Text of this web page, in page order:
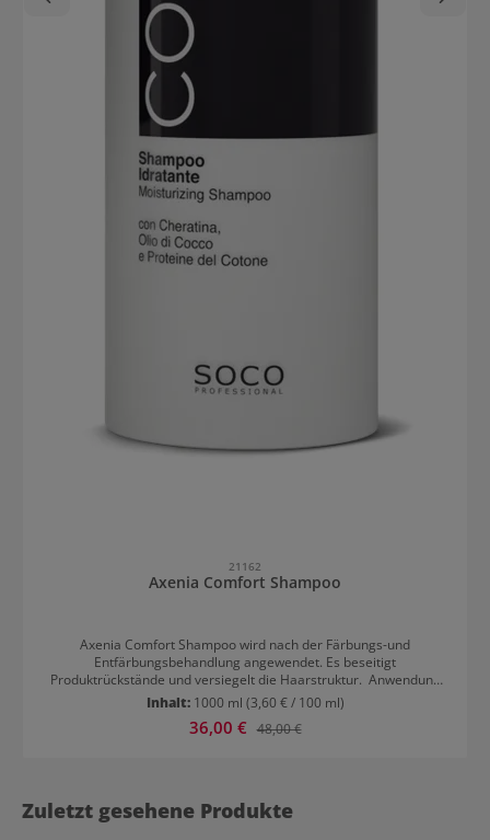
21162
Axenia Comfort Shampoo
Axenia Comfort Shampoo wird nach der Färbungs-und
Entfärbungsbehandlung angewendet. Es beseitigt
Produktrückstände und versiegelt die Haarstruktur. Anwendung
von Axenia Comfort Shampoo Nachdem man die Farbe mit Wasser
emulgiert und dann ausgespült hat, wird das Shampoo auf die
gefärbten Haare (Ansatz, Längen und Spitzen) aufgetragen und
Inhalt: 1000 ml (3,60 € / 100 ml)
Verkaufspreis:
36,00 € Regulärer Preis:
48,00 €
Zuletzt gesehene Produkte